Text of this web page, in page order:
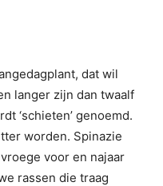
dat wil
langer zijn dan twaalf
‘schieten’ genoemd.
worden. Spinazie
voor en najaar
rassen die traag